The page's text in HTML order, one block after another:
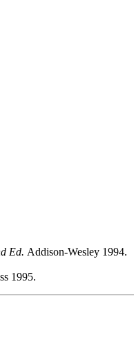
Ed. Addison-Wesley 1994.
1995.